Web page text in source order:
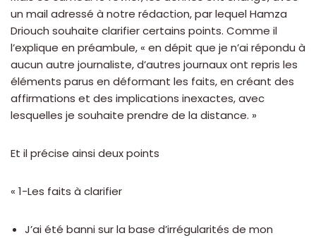
un mail adressé à notre rédaction, par lequel Hamza
Driouch souhaite clarifier certains points. Comme il
l’explique en préambule, « en dépit que je n’ai répondu à
aucun autre journaliste, d’autres journaux ont repris les
éléments parus en déformant les faits, en créant des
affirmations et des implications inexactes, avec
lesquelles je souhaite prendre de la distance. »
Et il précise ainsi deux points
« 1-Les faits à clarifier
J’ai été banni sur la base d’irrégularités de mon